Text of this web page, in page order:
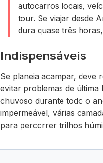
autocarros locais,
tour. Se viajar desde
dura quase três
Indispensáveis
Se planeia acampar, deve
evitar problemas de última
chuvoso durante todo o
impermeável, várias
para percorrer trilhos